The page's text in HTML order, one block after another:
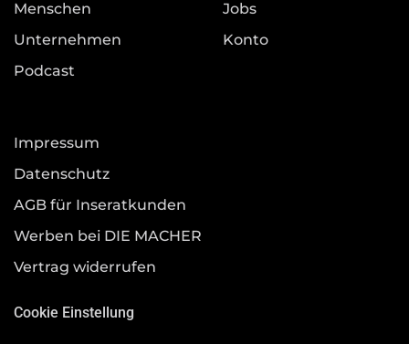
Menschen
Unternehmen
Podcast
Jobs
Konto
Impressum
Datenschutz
AGB für Inseratkunden
Werben bei DIE MACHER
Vertrag widerrufen
Cookie Einstellung